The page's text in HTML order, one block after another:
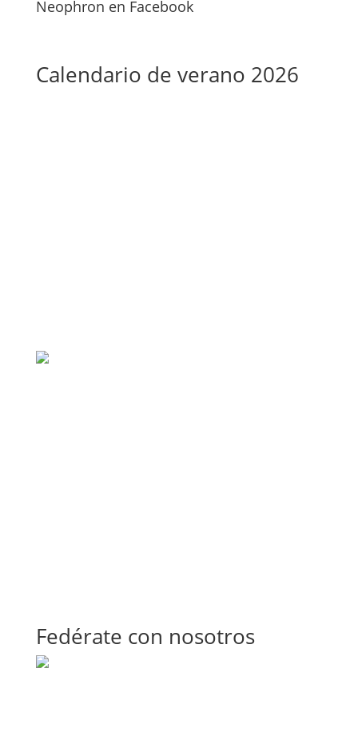
Neophron en Facebook
Calendario de verano 2026
Fedérate con nosotros